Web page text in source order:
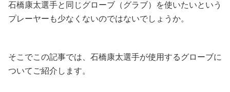
石橋康太選手と同じグローブ（グラブ）を使いたいという
プレーヤーも少なくないのではないでしょうか。
そこでこの記事では、石橋康太選手が使用するグローブに
ついてご紹介します。